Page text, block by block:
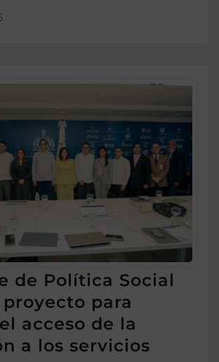
de Política Social
para
acceso de la
a los servicios